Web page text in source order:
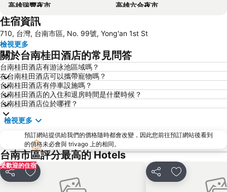
高雄瑞豐夜市
高雄六合夜市
高雄美麗島捷運站
85大樓
台南安平古堡
台南高鐵站
高雄義大世界
高雄市立美術館
高雄85大樓
台南大東夜市
佛光山佛陀紀念館
西子灣
高雄中央公園
鹿耳門天后宮
高雄真愛碼頭
瑞豐夜市
高雄醫學大學
高雄新崛江
三鳳中街
高雄愛河
高雄壽山動物園
高雄文化中心
高雄中山大學
住宿資訊
710, 台灣, 台南市區, No. 99號, Yong'an 1st St
檢視更多
關於台南桂田酒店的常見問答
台南桂田酒店有游泳池區域嗎？
在台南桂田酒店可以攜帶寵物嗎？
台南桂田酒店有停車設施嗎？
台南桂田酒店的入住和退房時間是什麼時候？
台南桂田酒店位於哪裡？
檢視更多
預訂網站提供給我們的價格隨時都會改變，因此您前往預訂網站後看到
的價格未必會與 trivago 上的相同。
台南市區評分最高的 Hotels
受歡迎的住宿
分享 加入我的最愛 分享 加入我的最愛